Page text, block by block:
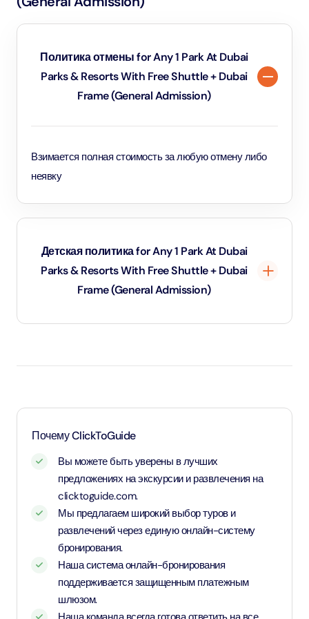
Политика отмены for Any 1 Park At Dubai
Parks & Resorts With Free Shuttle + Dubai
Frame (General Admission)
Взимается полная стоимость за любую отмену либо
неявку
Детская политика for Any 1 Park At Dubai
Parks & Resorts With Free Shuttle + Dubai
Frame (General Admission)
бесплатный.
тариф для взрослых
Почему ClickToGuide
Вы можете быть уверены в лучших
предложениях на экскурсии и развлечения на
clicktoguide.com.
Мы предлагаем широкий выбор туров и
развлечений через единую онлайн-систему
бронирования.
Наша система онлайн-бронирования
поддерживается защищенным платежным
шлюзом.